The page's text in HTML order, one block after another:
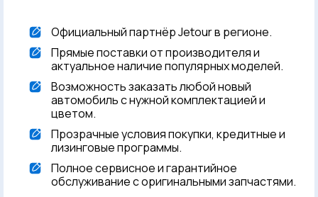
Официальный партнёр Jetour в регионе.
Прямые поставки от производителя и
актуальное наличие популярных моделей.
Возможность заказать любой новый
автомобиль с нужной комплектацией и
цветом.
Прозрачные условия покупки, кредитные и
лизинговые программы.
Полное сервисное и гарантийное
обслуживание с оригинальными запчастями.